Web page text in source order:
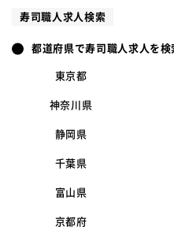
寿司職人求人検索
都道府県で寿司職人求人を検
東京都
神奈川県
静岡県
千葉県
富山県
京都府